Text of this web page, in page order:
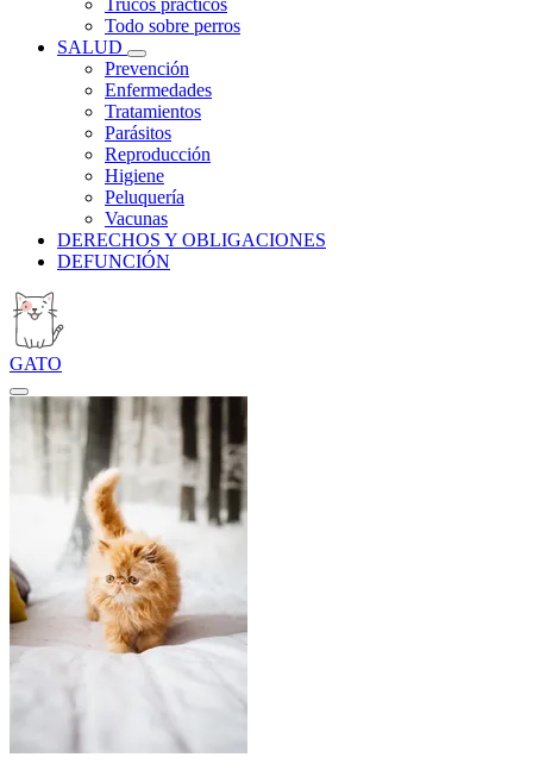
Trucos prácticos
Todo sobre perros
SALUD
Prevención
Enfermedades
Tratamientos
Parásitos
Reproducción
Higiene
Peluquería
Vacunas
DERECHOS Y OBLIGACIONES
DEFUNCIÓN
GATO